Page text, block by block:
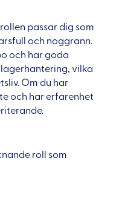
passar dig som
och noggrann.
och har goda
vilka
Om du har
och har erfarenhet
roll som